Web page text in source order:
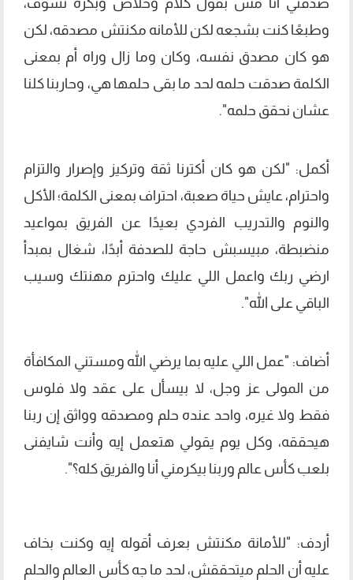
وطبعًا كنت بشجعه لكن للأمانه مكنتش مصدقه، لكن
هو كان مصدق نفسه، وكان وما زال وراه أم بمعنى
الكلمة صدقت حلمه لحد ما بقى حلمها هي، وحاربنا كلنا
عشان نحقق حلمه".
أكمل: "لكن هو كان أكترنا ثقة وتركيز وإصرار والتزام
واحترام، عايش حياة صعبة، احتراف بمعنى الكلمة؛ الأكل
والنوم والتدريب الفردي بعيدًا عن الفريق بمواعيد
منضبطة، مبيسبش حاجة للصدفة أبدًا، شغال بمبدأ
ارضي ربك واعمل اللي عليك واحترم مهنتك وسيب
الباقي على الله".
أضاف: "عمل اللي عليه بما يرضي الله ومستني المكافأة
من المولى عز وجل، لا بيسأل على عقد ولا فلوس
فقط ولا غيره، واحد عنده حلم ومصدقه وواثق إن ربنا
هيحققه، وكل يوم يقولي هتعمل إيه وأنت شايفنى
بلعب كأس عالم وربنا بيكرمني أنا والفريق كله؟".
أردف: "للأمانة مكنتش بعرف أقوله إيه وكنت بخاف
عليه أن الحلم ميتحققش، لحد ما جه كأس العالم والحلم